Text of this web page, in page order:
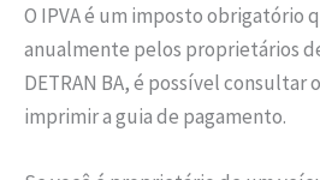
O IPVA é um imposto obrigatório
anualmente pelos proprietários
DETRAN BA, é possível consultar
imprimir a guia de pagamento.